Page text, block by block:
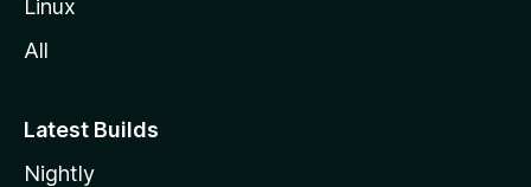
Linux
All
Latest Builds
Nightly